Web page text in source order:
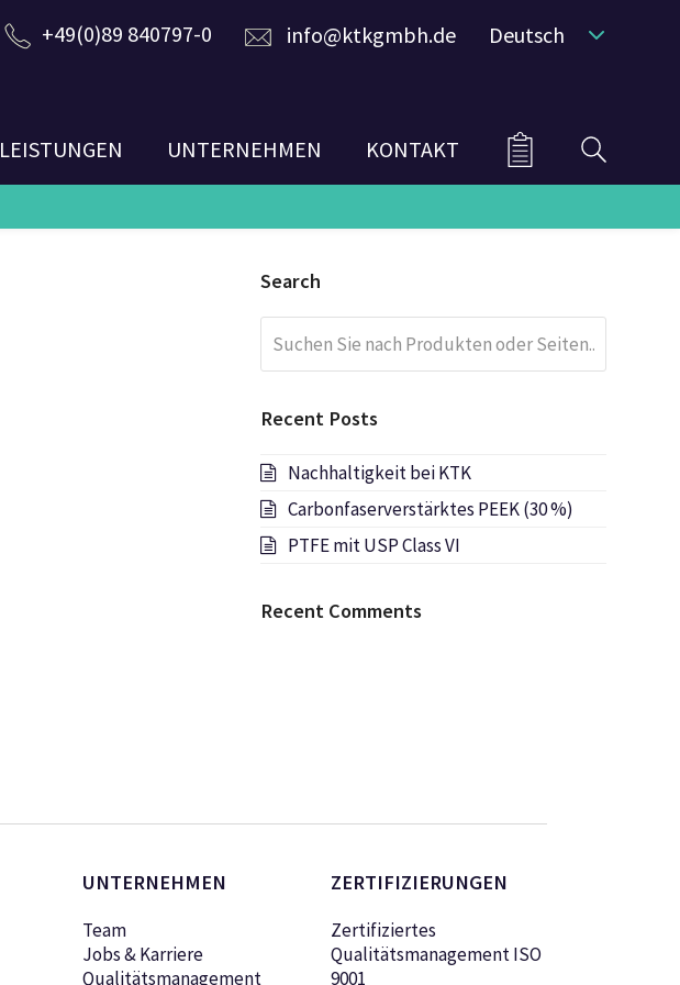
+49(0)89 840797-0 info@ktkgmbh.de Deutsch
LEISTUNGEN UNTERNEHMEN KONTAKT
Search
Sie
nach
oder
Submit
Recent Posts
Nachhaltigkeit bei KTK
Carbonfaserverstärktes PEEK (30 %)
PTFE mit USP Class VI
Recent Comments
UNTERNEHMEN
Team
Jobs & Karriere
Qualitätsmanagement
ZERTIFIZIERUNGEN
Zertifiziertes
Qualitätsmanagement ISO
9001